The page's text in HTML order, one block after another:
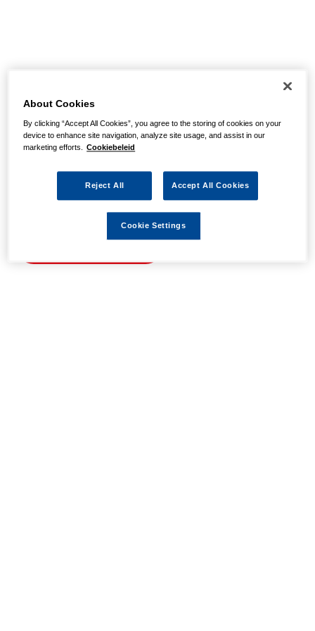
pagina niet kunnen
vinden
Wellicht zit er een spel- of typfout in de URL of is de
actie waarnaar u zocht al verlopen. We hopen u weer op
About Cookies
By clicking “Accept All Cookies”, you agree to the storing of cookies on your
device to enhance site navigation, analyze site usage, and assist in our
marketing efforts. Cookiebeleid
Reject All Accept All Cookies
Cookie Settings